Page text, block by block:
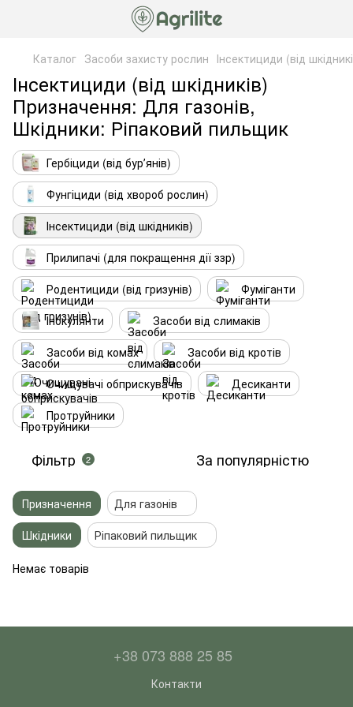
Каталог Засоби захисту рослин Інсектициди (від
Інсектициди (від шкідників)
Призначення: Для газонів,
Шкідники: Ріпаковий пильщик
Гербіциди (від бурʼянів)
Фунгіциди (від хвороб рослин)
Інсектициди (від шкідників)
Прилипачі (для покращення дії ззр)
Родентициди (від гризунів)
Фуміганти
Інокулянти
Засоби від слимаків
Засоби від комах
Засоби від кротів
Очищувачі обприскувачів
Десиканти
Протруйники
Фільтр 2 За популярністю
Призначення
Для газонів
Шкідники
Ріпаковий пильщик
Немає товарів
+38 073 888 25 85
Контакти